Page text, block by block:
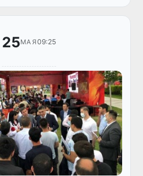
вокальными...
25МАЯ09:25